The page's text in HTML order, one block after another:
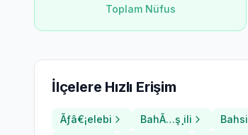
Toplam Nüfus
İlçelere Hızlı Erişim
Ãƒâ€¡elebi BahÃ…ş¸ili